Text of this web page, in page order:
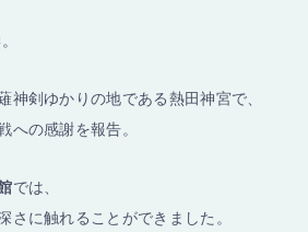
神剣ゆかりの地である熱田神宮で、
への感謝を報告。
では、
さに触れることができました。